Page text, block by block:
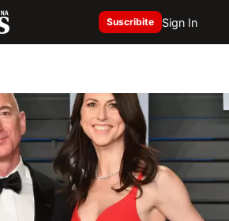
Suscribite Sign In